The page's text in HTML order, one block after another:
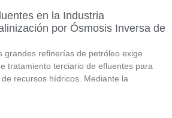
en la Industria
por Ósmosis Inversa de
grandes refinerías de petróleo exige
tratamiento terciario de efluentes para
recursos hídricos. Mediante la